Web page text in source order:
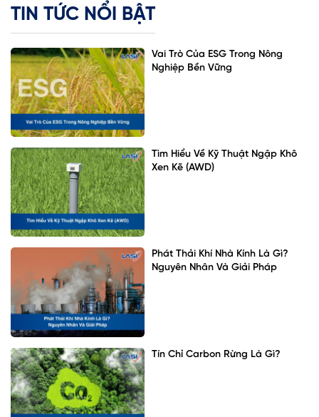
TIN TỨC NỔI BẬT
Vai Trò Của ESG Trong Nông
Nghiệp Bền Vững
Tìm Hiểu Về Kỹ Thuật Ngập Khô
Xen Kẽ (AWD)
Phát Thải Khí Nhà Kính Là Gì?
Nguyên Nhân Và Giải Pháp
Tín Chỉ Carbon Rừng Là Gì?